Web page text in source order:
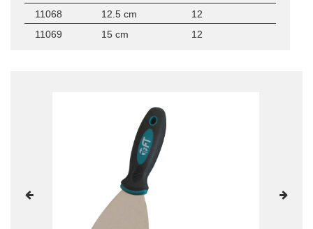
11068
12.5 cm
12
11069
15 cm 12